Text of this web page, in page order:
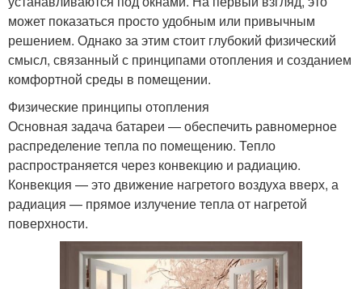
может показаться просто удобным или привычным
решением. Однако за этим стоит глубокий физический
смысл, связанный с принципами отопления и созданием
комфортной среды в помещении.
Физические принципы отопления
Основная задача батареи — обеспечить равномерное
распределение тепла по помещению. Тепло
распространяется через конвекцию и радиацию.
Конвекция — это движение нагретого воздуха вверх, а
радиация — прямое излучение тепла от нагретой
поверхности.